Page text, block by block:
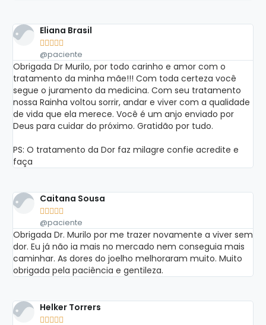
Eliana Brasil
    
@paciente
Obrigada Dr Murilo, por todo carinho e amor com o
tratamento da minha mãe!!! Com toda certeza você
segue o juramento da medicina. Com seu tratamento
nossa Rainha voltou sorrir, andar e viver com a qualidade
de vida que ela merece. Você é um anjo enviado por
Deus para cuidar do próximo. Gratidão por tudo.
PS: O tratamento da Dor faz milagre confie acredite e
faça
Caitana Sousa
    
@paciente
Obrigada Dr. Murilo por me trazer novamente a viver sem
dor. Eu já não ia mais no mercado nem conseguia mais
caminhar. As dores do joelho melhoraram muito. Muito
obrigada pela paciência e gentileza.
Helker Torrers
    